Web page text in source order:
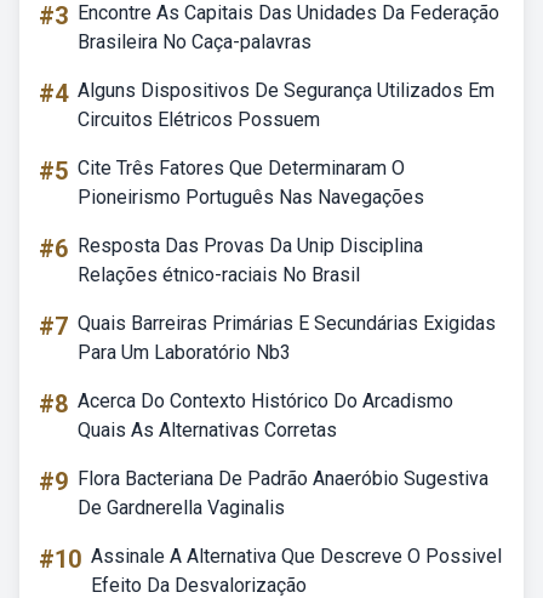
#3 Encontre As Capitais Das Unidades Da Federação
Brasileira No Caça-palavras
#4 Alguns Dispositivos De Segurança Utilizados Em
Circuitos Elétricos Possuem
#5 Cite Três Fatores Que Determinaram O
Pioneirismo Português Nas Navegações
#6 Resposta Das Provas Da Unip Disciplina
Relações étnico-raciais No Brasil
#7 Quais Barreiras Primárias E Secundárias Exigidas
Para Um Laboratório Nb3
#8 Acerca Do Contexto Histórico Do Arcadismo
Quais As Alternativas Corretas
#9 Flora Bacteriana De Padrão Anaeróbio Sugestiva
De Gardnerella Vaginalis
#10 Assinale A Alternativa Que Descreve O Possivel
Efeito Da Desvalorização